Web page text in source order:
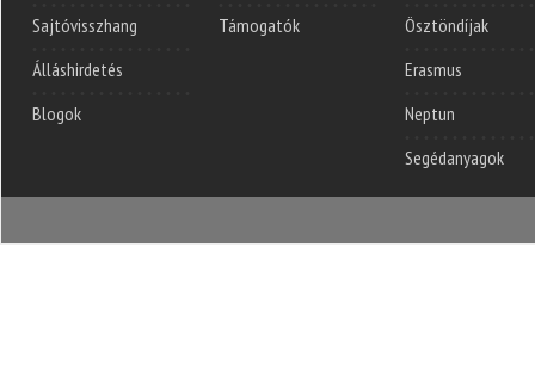
Sajtóvisszhang
Álláshirdetés
Blogok
Támogatók
Ösztöndíjak
Erasmus
Neptun
Segédanyagok